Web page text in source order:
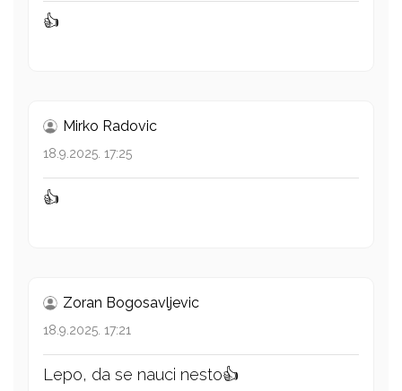
👍
Mirko Radovic
18.9.2025. 17:25
👍
Zoran Bogosavljevic
18.9.2025. 17:21
Lepo, da se nauci nesto👍